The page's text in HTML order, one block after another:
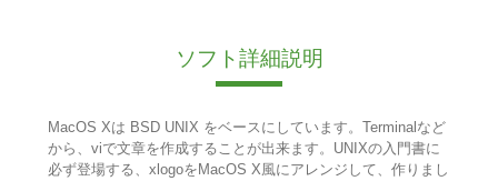
ソフト詳細説明
MacOS Xは BSD UNIX をベースにしています。Terminalなど
から、viで文章を作成することが出来ます。UNIXの入門書に
必ず登場する、xlogoをMacOS X風にアレンジして、作りまし